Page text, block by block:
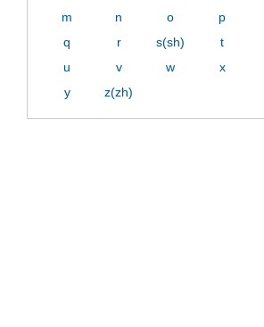
m
n o
p
q
r s(sh)
t
u
v w
x
y
z(zh)